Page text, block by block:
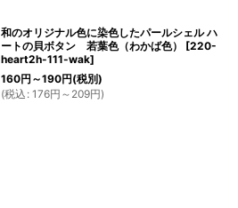
和のオリジナル色に染色したパールシェル ハ
ートの貝ボタン 若葉色（わかば色）
[220-
heart2h-111-wak]
160円 ～190円(税別)
(税込 : 176円 ～209円)